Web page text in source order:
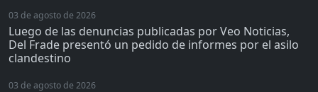
03 de agosto de 2026
Luego de las denuncias publicadas por Veo Noticias,
Del Frade presentó un pedido de informes por el asilo
clandestino
03 de agosto de 2026